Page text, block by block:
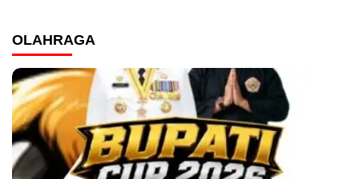
OLAHRAGA